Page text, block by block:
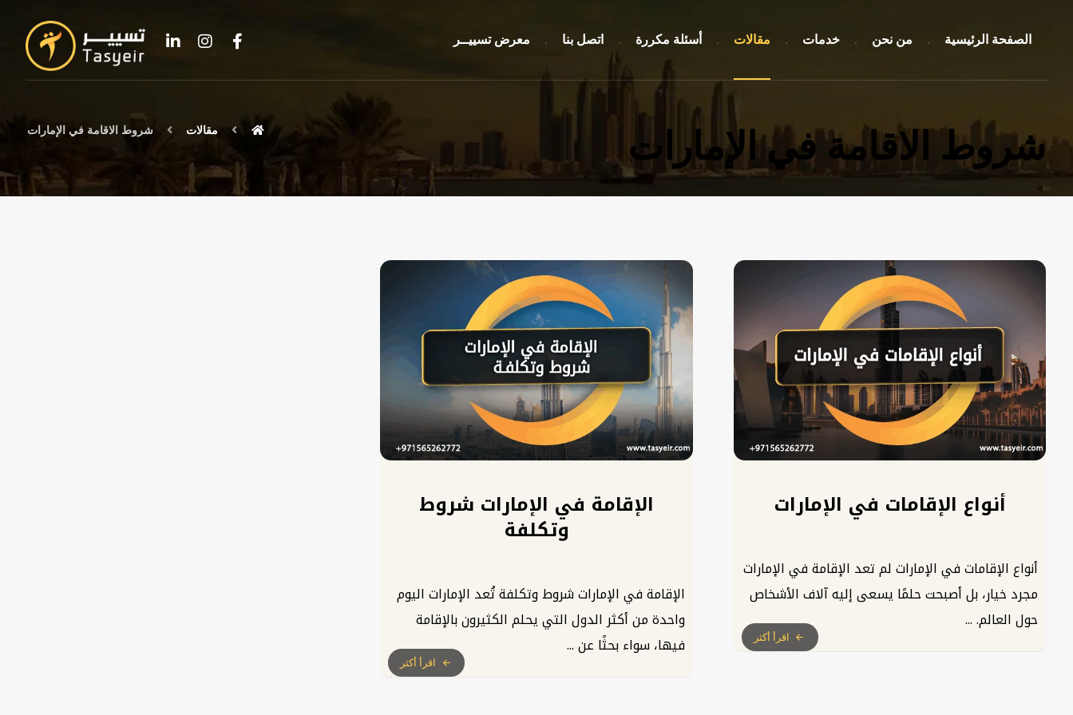
الصفحة الرئيسية من نحن خدمات مقالات أسئلة مكررة اتصل بنا معرض تسييــر
شروط الاقامة في الإمارات مقالات شروط الاقامة في الإمارات
أنواع الإقامات في الإمارات
أنواع الإقامات في الإمارات لم تعد الإقامة في الإمارات
مجرد خيار، بل أصبحت حلمًا يسعى إليه آلاف الأشخاص
حول العالم. ...
اقرأ أكثر
الإقامة في الإمارات شروط
وتكلفة
الإقامة في الإمارات شروط وتكلفة تُعد الإمارات اليوم
واحدة من أكثر الدول التي يحلم الكثيرون بالإقامة
فيها، سواء بحثًا عن ...
اقرأ أكثر